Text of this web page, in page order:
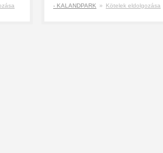
- KALANDPARK » Kötelek eldolgozása